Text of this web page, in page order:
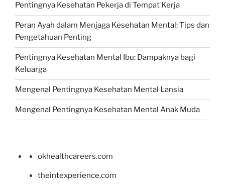
Pentingnya Kesehatan Pekerja di Tempat Kerja
Peran Ayah dalam Menjaga Kesehatan Mental: Tips dan
Pengetahuan Penting
Pentingnya Kesehatan Mental Ibu: Dampaknya bagi
Keluarga
Mengenal Pentingnya Kesehatan Mental Lansia
Mengenal Pentingnya Kesehatan Mental Anak Muda
okhealthcareers.com
theintexperience.com